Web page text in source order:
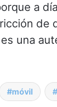
a
de
una
móvil